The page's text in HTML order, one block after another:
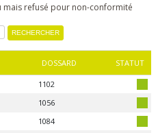
mais refusé pour non-conformité
DOSSARD STATUT
1102
1056
1084